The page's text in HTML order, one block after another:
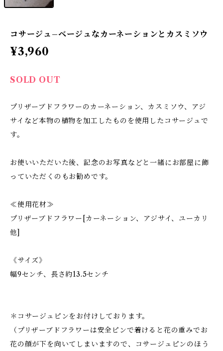
コサージュ–ベージュなカーネーションとカスミソウ
¥3,960
SOLD OUT
プリザーブドフラワーのカーネーション、カスミソウ、アジ
サイなど本物の植物を加工したものを使用したコサージュで
す。
お使いいただいた後、記念のお写真などと一緒にお部屋に飾
っていただくのもお勧めです。
≪使用花材≫
プリザーブドフラワー[カーネーション、アジサイ、ユーカリ
他]
《サイズ》
幅9センチ、長さ約13.5センチ
＊コサージュピンをお付けしております。
（プリザーブドフラワーは安全ピンで着けると花の重みでお
花の顔が下を向いてしまいますので、コサージュピンのほう